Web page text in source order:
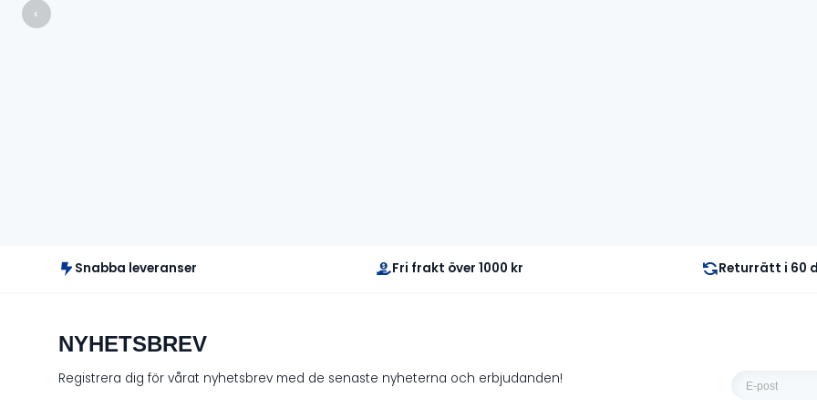
‹
Snabba leveranser Fri frakt över 1000 kr Returrätt i 60
NYHETSBREV
Registrera dig för vårat nyhetsbrev med de senaste nyheterna och erbjudanden!